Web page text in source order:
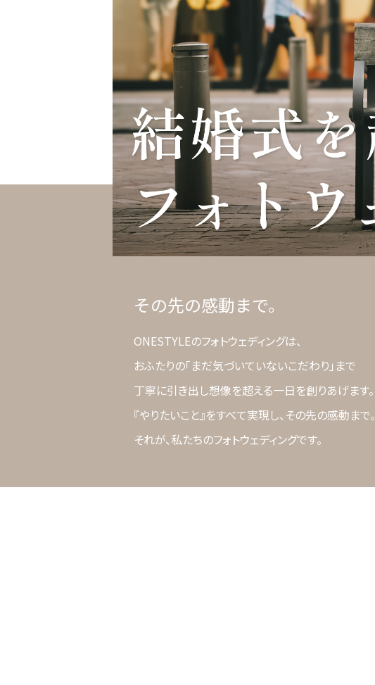
その先の感動まで。
ONESTYLEのフォトウェディングは、
おふたりの「まだ気づいていないこだわり」まで
丁寧に引き出し想像を超える一日を創りあげます。
『やりたいこと』をすべて実現し、その先の感動まで。
それが、私たちのフォトウェディングです。